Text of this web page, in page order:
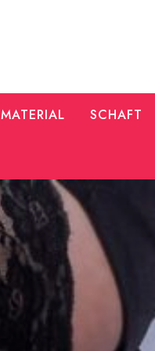
MATERIAL SCHAFT